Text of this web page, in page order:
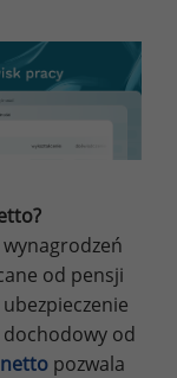
od pensji
ubezpieczenie
od
pozwala